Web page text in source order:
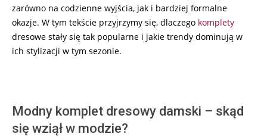
zarówno na codzienne wyjścia, jak i bardziej formalne
okazje. W tym tekście przyjrzymy się, dlaczego komplety
dresowe stały się tak popularne i jakie trendy dominują w
ich stylizacji w tym sezonie.
Modny komplet dresowy damski – skąd
się wziął w modzie?